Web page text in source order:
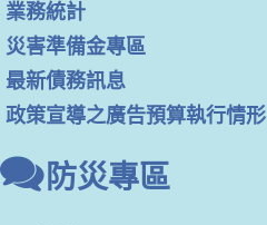
業務統計
災害準備金專區
最新債務訊息
政策宣導之廣告預算執行情形
防災專區